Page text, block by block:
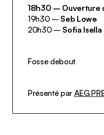
18h30 – Ouverture
19h30 – Seb Lowe
20h30 – Sofia Isella
Fosse debout
Présenté par AEG